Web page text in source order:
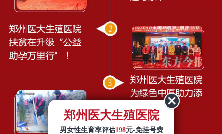
郑州医大生殖医院
男女性生育率评估198元-免挂号费